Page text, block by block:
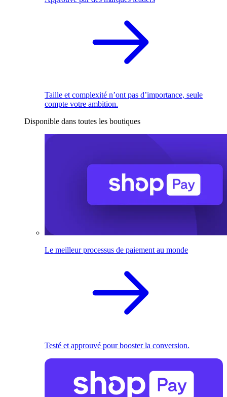
Taille et complexité n’ont pas d’importance, seule
compte votre ambition.
Disponible dans toutes les boutiques
Le meilleur processus de paiement au monde
Testé et approuvé pour booster la conversion.